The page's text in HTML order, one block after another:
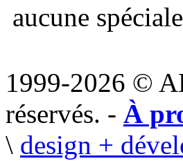
aucune
1999-2026 ©
réservés. - À
\ design +